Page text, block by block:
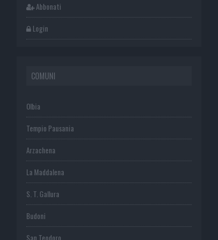
Abbonati
Login
COMUNI
Olbia
Tempio Pausania
Arzachena
La Maddalena
S. T. Gallura
Budoni
San Teodoro